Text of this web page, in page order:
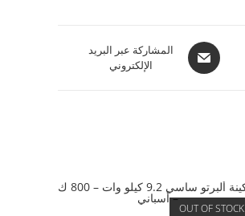
المشاركة عبر البريد
الإلكتروني
OUT OF STOCK